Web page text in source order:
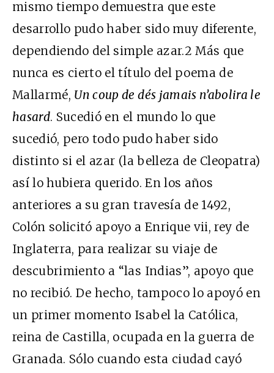
mismo tiempo demuestra que este
desarrollo pudo haber sido muy diferente,
dependiendo del simple azar.2 Más que
nunca es cierto el título del poema de
Mallarmé, Un coup de dés jamais n’abolira le
hasard. Sucedió en el mundo lo que
sucedió, pero todo pudo haber sido
distinto si el azar (la belleza de Cleopatra)
así lo hubiera querido. En los años
anteriores a su gran travesía de 1492,
Colón solicitó apoyo a Enrique vii, rey de
Inglaterra, para realizar su viaje de
descubrimiento a “las Indias”, apoyo que
no recibió. De hecho, tampoco lo apoyó en
un primer momento Isabel la Católica,
reina de Castilla, ocupada en la guerra de
Granada. Sólo cuando esta ciudad cayó